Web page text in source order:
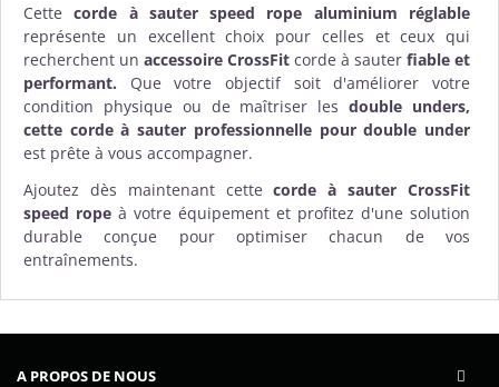
Cettecorde à sauter speed rope aluminium réglable
représente un excellent choix pour celles et ceux qui
recherchent un accessoire CrossFit corde à sauter fiable et
performant. Que votre objectif soit d'améliorer votre
condition physique ou de maîtriser les double unders,
cette corde à sauter professionnelle pour double under
est prête à vous accompagner.
Ajoutez dès maintenant cettecorde à sauter CrossFit
speed rope à votre équipement et profitez d'une solution
durable conçue pour optimiser chacun de vos
entraînements.
A PROPOS DE NOUS